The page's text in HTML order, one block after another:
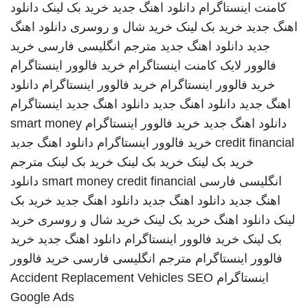
کامنت اینستاگرام دانلود اهنگ جدید خرید بک لینک دانلود
اهنگ جدید خرید بک لینک خرید شال و روسری دانلود اهنگ
جدید دانلود اهنگ جدید مترجم انگلیسی فارسی خرید
فالوور لایک کامنت اینستاگرام خرید فالوور اینستاگرام
خرید فالوور اینستاگرام خرید فالوور اینستاگرام دانلود
اهنگ جدید دانلود اهنگ جدید دانلود اهنگ جدید اینستاگرام
دانلود اهنگ جدید خرید فالوور اینستاگرام smart money
credit financial خرید فالوور اینستاگرام دانلود اهنگ جدید
خرید بک لینک خرید بک لینک خرید بک لینک مترجم
انگلیسی فارسی smart money credit financial دانلود
اهنگ جدید دانلود اهنگ جدید دانلود اهنگ جدید خرید بک
لینک دانلود اهنگ خرید بک لینک خرید شال و روسری خرید
بک لینک خرید فالوور اینستاگرام دانلود اهنگ جدید خرید
فالوور اینستاگرام مترجم انگلیسی فارسی خرید فالوور
اینستاگرام
Accident Replacement Vehicles SEO
Google Ads